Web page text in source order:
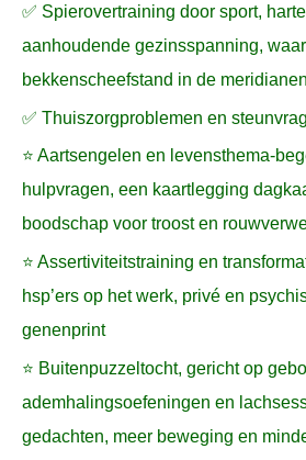
✅ Spierovertraining door sport,
aanhoudende gezinsspanning,
bekkenscheefstand in de
✅ Thuiszorgproblemen en
⭐ Aartsengelen en levensthema-
hulpvragen, een kaartlegging
boodschap voor troost en
⭐ Assertiviteitstraining en
hsp’ers op het werk, privé en
genenprint
⭐ Buitenpuzzeltocht, gericht op
ademhalingsoefeningen en
gedachten, meer beweging en